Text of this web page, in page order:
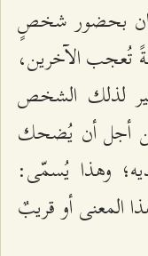
بحضور شخصٍ
تُعجب الآخرين،
لذلك الشخص
من أجل أن يُضحك
وهذا يُسمّى:
المعنى أو قريبٌ